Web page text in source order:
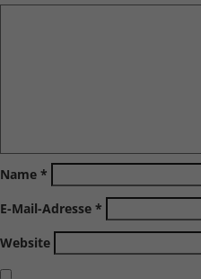
Name *
E-Mail-Adresse *
Website